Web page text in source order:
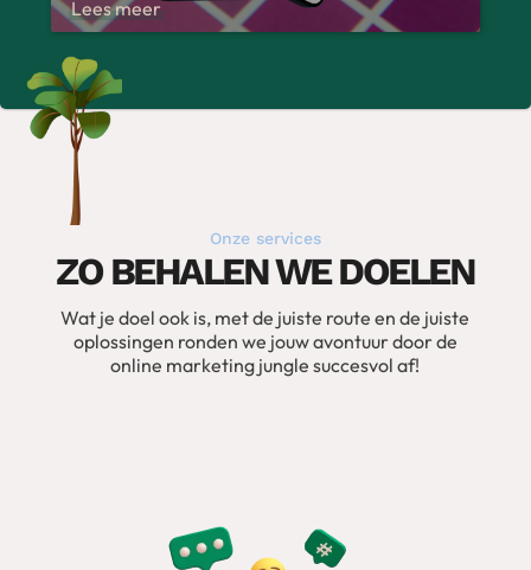
Lees meer
Onze services
ZO BEHALEN WE DOELEN
Wat je doel ook is, met de juiste route en de juiste
oplossingen ronden we jouw avontuur door de
online marketing jungle succesvol af!